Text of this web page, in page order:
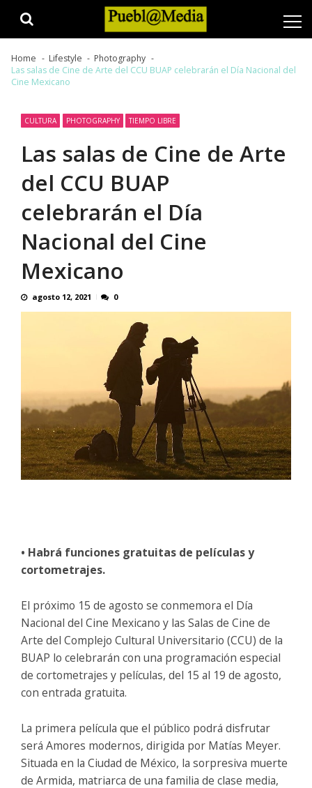
Home Lifestyle
Photography
Las salas de Cine de Arte del CCU BUAP celebrarán el Día Nacional del
Cine Mexicano
CULTURA PHOTOGRAPHY TIEMPO LIBRE
Las salas de Cine de Arte
del CCU BUAP
celebrarán el Día
Nacional del Cine
Mexicano
agosto 12, 2021 0
• Habrá funciones gratuitas de películas y
cortometrajes.
El próximo 15 de agosto se conmemora el Día
Nacional del Cine Mexicano y las Salas de Cine de
Arte del Complejo Cultural Universitario (CCU) de la
BUAP lo celebrarán con una programación especial
de cortometrajes y películas, del 15 al 19 de agosto,
con entrada gratuita.
La primera película que el público podrá disfrutar
será Amores modernos, dirigida por Matías Meyer.
Situada en la Ciudad de México, la sorpresiva muerte
de Armida, matriarca de una familia de clase media,